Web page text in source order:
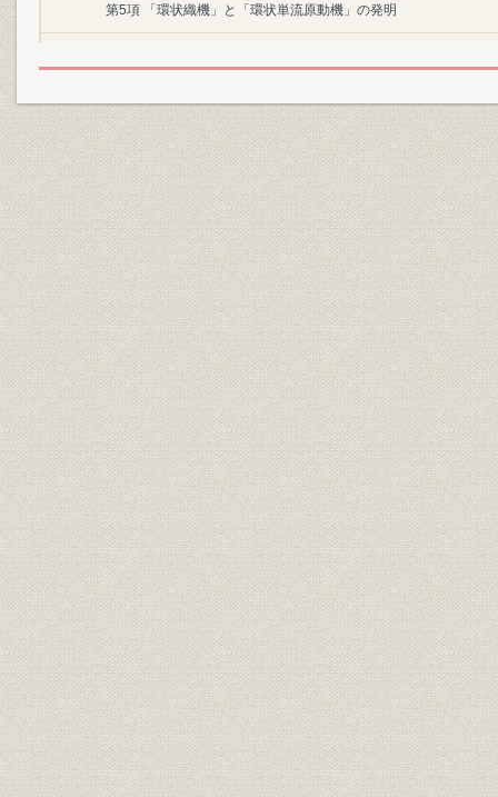
第5項 「環状織機」と「環状単流原動機」の発明
動力に対する関心
蓄電装置の発明に研究費・懸賞金を寄付
第2節 豊田佐吉の事業
第1項 豊田式織機株式会社における挫折
豊田式織機株式会社の設立
豊田式織機株式会社の常務取締役を辞任
第2項 豊田紡績株式会社の設立
米欧視察旅行
豊田紡績株式会社の設立
第3項 株式会社豊田紡績廠などの設立
菊井紡績株式会社の設立
株式会社豊田紡績廠の設立
第3節 豊田喜一郎の自動織機開発
第1項 豊田喜一郎の豊田紡績入社
大学卒業まで
工場で紡績技術を学ぶ